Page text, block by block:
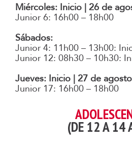
Miércoles: Inicio | 26 de
Junior 6: 16h00 – 18h00
Sábados:
Junior 4: 11h00 – 13h00:
Junior 12: 08h30 – 10h30:
Jueves: Inicio | 27 de agosto
Junior 17: 16h00 – 18h00
(DE 12 A 14